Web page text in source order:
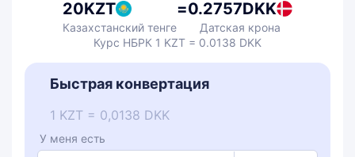
20KZT
Казахстанский тенге
=0.2757DKK
Датская крона
Курс НБРК 1 KZT = 0.0138 DKK
Быстрая конвертация
1 KZT = 0,0138 DKK
У меня есть